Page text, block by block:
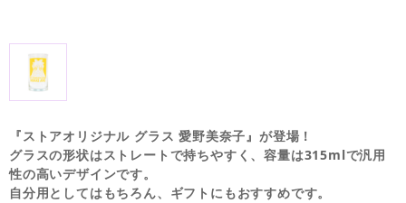
『ストアオリジナル グラス 愛野美奈子』が登場！
グラスの形状はストレートで持ちやすく、容量は315mlで汎用
性の高いデザインです。
自分用としてはもちろん、ギフトにもおすすめです。